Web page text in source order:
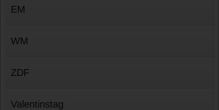
EM
WM
ZDF
Valentinstag